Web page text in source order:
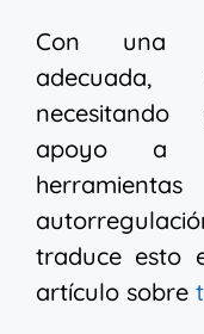
Con una
necesitando
apoyo a
traduce esto
artículo sobre